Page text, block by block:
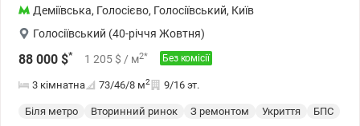
Деміївська, Голосієво, Голосіївський, Київ
Голосіївський (40-річчя Жовтня)
88 000 $* 1 205 $ / м2* Без комісії
3 кімнатна 73/46/8 м2 9/16 эт.
Біля метро Вторинний ринок З ремонтом Укриття БПС